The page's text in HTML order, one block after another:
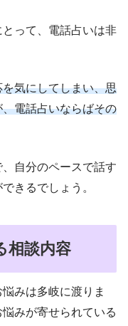
って、電話占いは非
気にしてしまい、思
電話占いならばその
自分のペースで話す
きるでしょう。
相談内容
みは多岐に渡りま
みが寄せられている